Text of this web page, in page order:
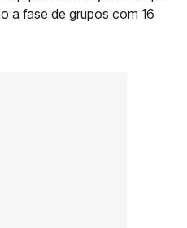
a fase de grupos com 16